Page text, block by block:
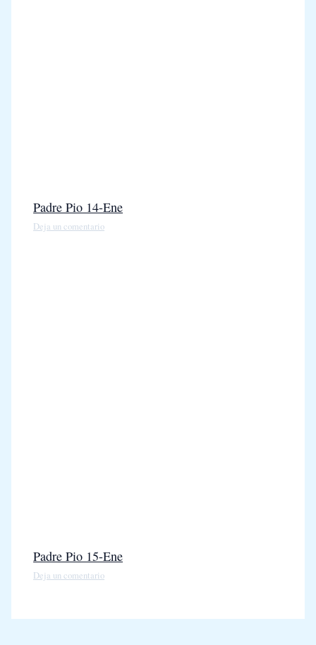
Padre Pio 14-Ene
Deja un comentario
Padre Pio 15-Ene
Deja un comentario